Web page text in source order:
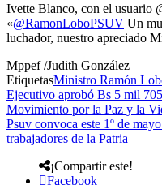
Ivette Blanco, con el usuario
«@RamonLoboPSUV Un
luchador, nuestro apreciado
Mppef /Judith González
EtiquetasMinistro Ramón
Ejecutivo aprobó Bs 5 mil
Movimiento por la Paz y la
Psuv convoca este 1º de
trabajadores de la Patria
¡Compartir este!
Facebook